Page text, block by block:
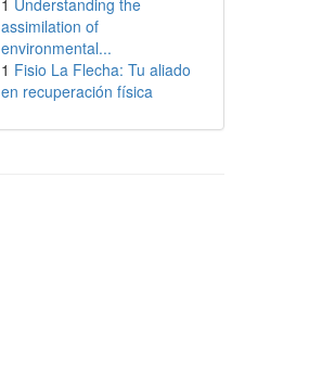
1 Understanding the
assimilation of
environmental...
1 Fisio La Flecha: Tu aliado
en recuperación física